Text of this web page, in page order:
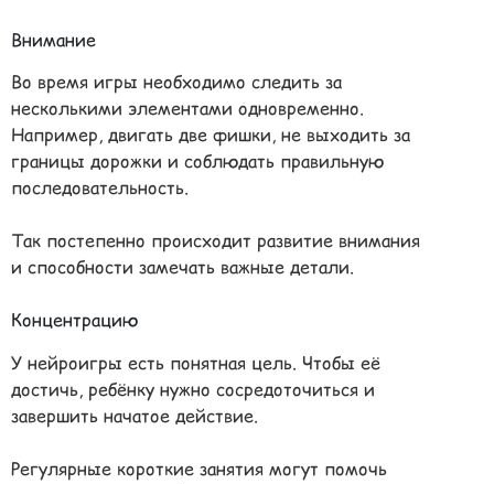
Внимание
Во время игры необходимо следить за
несколькими элементами одновременно.
Например, двигать две фишки, не выходить за
границы дорожки и соблюдать правильную
последовательность.
Так постепенно происходит развитие внимания
и способности замечать важные детали.
Концентрацию
У нейроигры есть понятная цель. Чтобы её
достичь, ребёнку нужно сосредоточиться и
завершить начатое действие.
Регулярные короткие занятия могут помочь